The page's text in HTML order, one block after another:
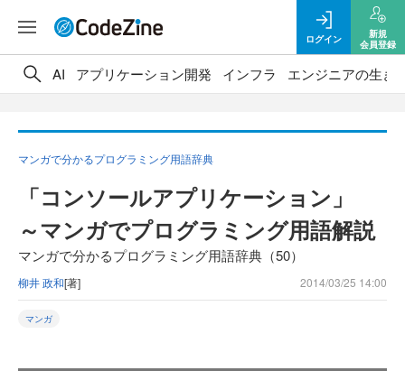
ログイン
新規
会員登録
AI アプリケーション開発 インフラ エンジニアの生き
マンガで分かるプログラミング用語辞典
「コンソールアプリケーション」
～マンガでプログラミング用語解説
マンガで分かるプログラミング用語辞典（50）
柳井 政和[著] 2014/03/25 14:00
マンガ